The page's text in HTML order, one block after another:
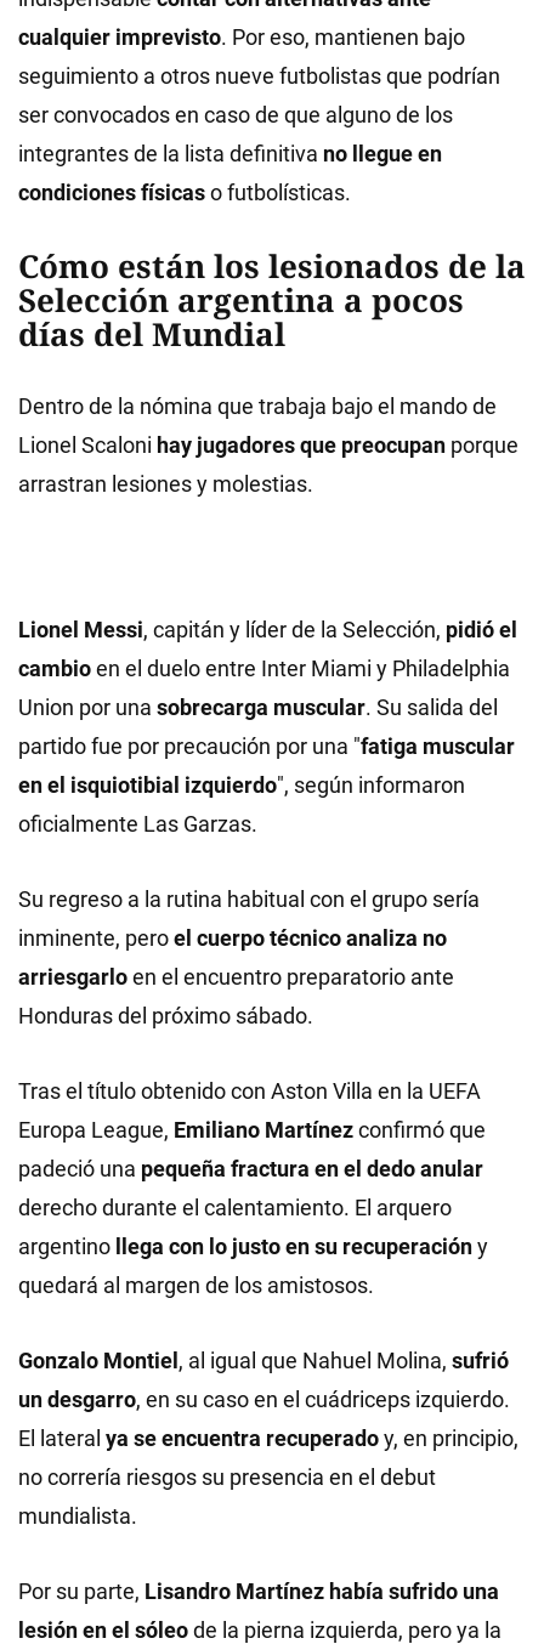
cualquier imprevisto. Por eso, mantienen bajo
seguimiento a otros nueve futbolistas que podrían
ser convocados en caso de que alguno de los
integrantes de la lista definitiva no llegue en
condiciones físicaso futbolísticas.
Cómo están los lesionados de la
Selección argentina a pocos
días del Mundial
Dentro de la nómina que trabaja bajo el mando de
Lionel Scaloni hay jugadores que preocupan porque
arrastran lesiones y molestias.
Lionel Messi, capitán y líder de la Selección, pidió el
cambioen el duelo entre Inter Miami y Philadelphia
Union por una sobrecarga muscular. Su salida del
partido fue por precaución por una "fatiga muscular
en el isquiotibial izquierdo", según informaron
oficialmente Las Garzas.
Su regreso a la rutina habitual con el grupo sería
inminente, peroel cuerpo técnico analiza no
arriesgarloen el encuentro preparatorio ante
Honduras del próximo sábado.
Tras el título obtenido con Aston Villa en la UEFA
Europa League, Emiliano Martínezconfirmó que
padeció una pequeña fractura en el dedo anular
derecho durante el calentamiento. El arquero
argentino
llega con lo justo en su recuperacióny
quedará al margen de los amistosos.
Gonzalo Montiel , al igual que Nahuel Molina, sufrió
un desgarro, en su caso en el cuádriceps izquierdo.
El lateral ya se encuentra recuperadoy, en principio,
no correría riesgos su presencia en el debut
mundialista.
Por su parte, Lisandro Martínez había sufrido una
lesión en el sóleode la pierna izquierda, pero ya la